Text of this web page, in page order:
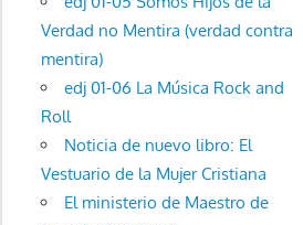
Verdad no Mentira (verdad contra
mentira)
edj 01-06 La Música Rock and
Roll
Noticia de nuevo libro: El
Vestuario de la Mujer Cristiana
El ministerio de Maestro de